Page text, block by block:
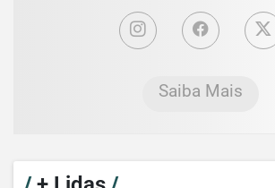
Saiba Mais